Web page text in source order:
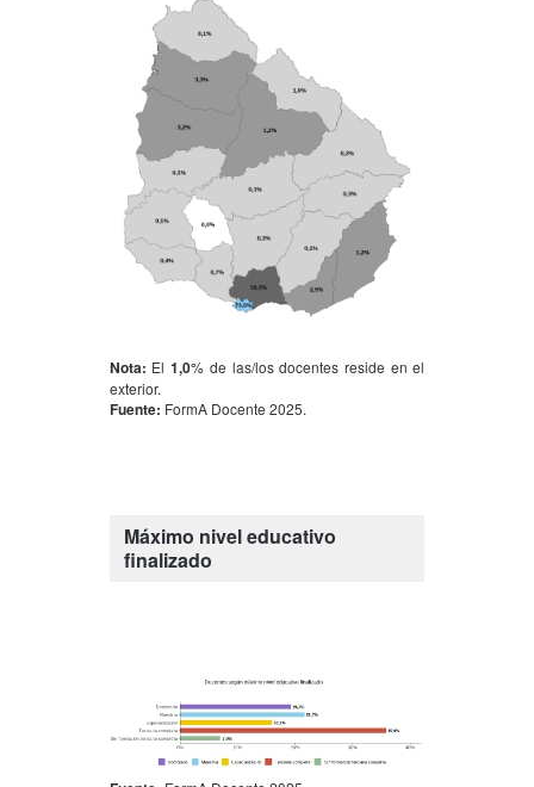
Nota: El1,0% de las/los docentes reside en el
exterior.
Fuente: FormA Docente 2025.
Máximo nivel educativo
finalizado